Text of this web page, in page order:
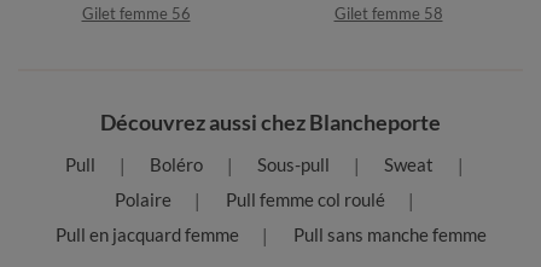
Gilet femme 56
Gilet femme 58
Découvrez aussi chez Blancheporte
Pull Boléro Sous-pull
Sweat
Polaire
Pull femme col roulé
Pull en jacquard femme
Pull sans manche femme